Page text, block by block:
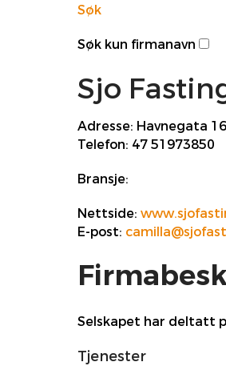
Søk
Søk kun firmanavn
Sjo
Adresse: Havnegata
Telefon: 47 51973850
Bransje:
Nettside:
E-post:
Selskapet har deltatt
Tjenester